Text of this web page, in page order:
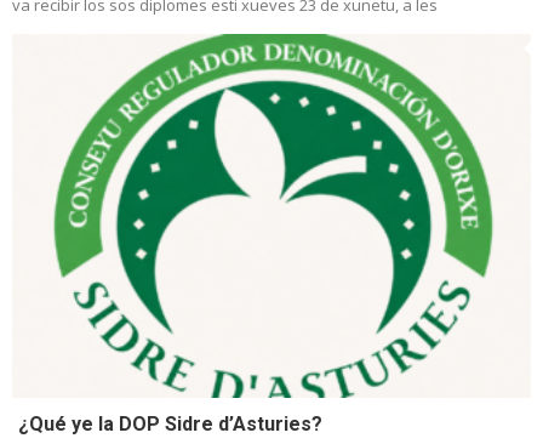
va recibir los sos diplomes esti xueves 23 de xunetu, a les
¿Qué ye la DOP Sidre d’Asturies?